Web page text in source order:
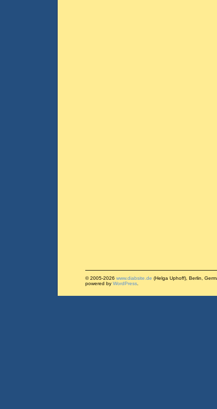
© 2005-2026 www.diabsite.de (Helga Uphoff), Berlin,
powered by WordPress.